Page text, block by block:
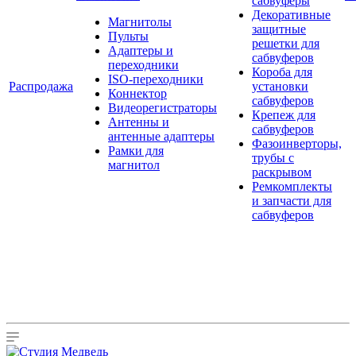
Распродажа
Магнитолы
Пульты
Адаптеры и
переходники
ISO-переходники
Коннектор
Видеорегистраторы
Антенны и
антенные адаптеры
Рамки для
магнитол
Декоративные
защитные
решетки для
сабвуферов
Короба для
установки
сабвуферов
Крепеж для
сабвуферов
Фазоинверторы,
трубы с
раскрывом
Ремкомплекты
и запчасти для
сабвуферов